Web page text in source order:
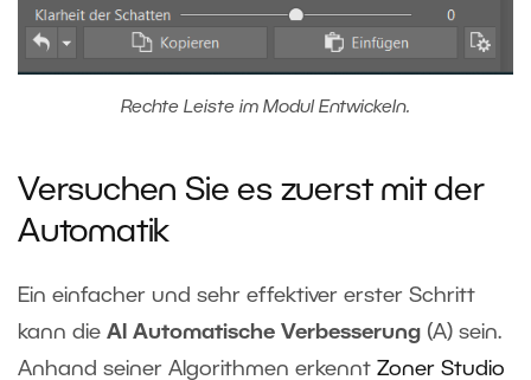
Rechte Leiste im Modul Entwickeln.
Versuchen Sie es zuerst mit der
Automatik
Ein einfacher und sehr effektiver erster Schritt
kann die AI Automatische Verbesserung (A) sein.
Anhand seiner Algorithmen erkennt Zoner Studio